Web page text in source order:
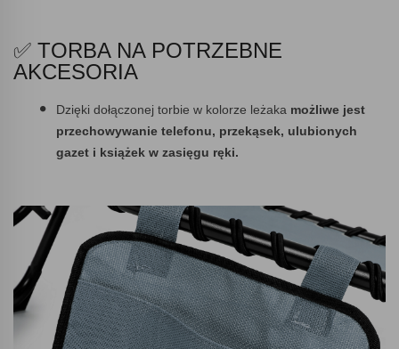
✅ TORBA NA POTRZEBNE
AKCESORIA
Dzięki dołączonej torbie w kolorze leżaka możliwe jest
przechowywanie telefonu, przekąsek, ulubionych
gazet i książek w zasięgu ręki.